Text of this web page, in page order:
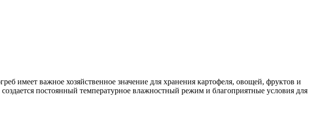
имеет важное хозяйственное значение для хранения картофеля, овощей, фруктов и
постоянный температурное влажностный режим и благоприятные условия для